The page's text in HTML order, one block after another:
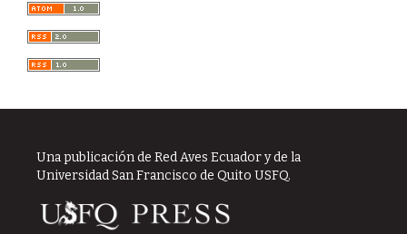
Una publicación de Red Aves Ecuador y de la
Universidad San Francisco de Quito USFQ.